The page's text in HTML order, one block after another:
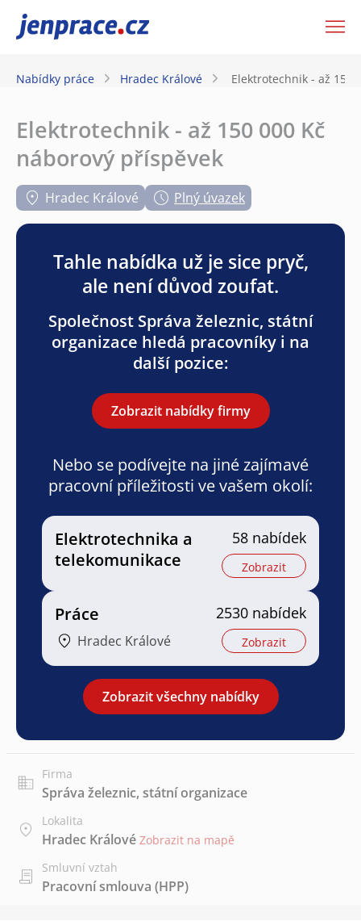
JenPráce.cz
Nabídky práce Hradec Králové Elektrotechnik - až 150
Elektrotechnik - až 150 000 Kč
náborový příspěvek
Hradec Králové Plný úvazek
Tahle nabídka už je sice pryč,
ale není důvod zoufat.
Společnost Správa železnic, státní
organizace hledá pracovníky i na
další pozice:
Zobrazit nabídky firmy
Nebo se podívejte na jiné zajímavé
pracovní příležitosti ve vašem okolí:
Elektrotechnika a
telekomunikace
58 nabídek
Zobrazit
Práce
Hradec Králové
2530 nabídek
Zobrazit
Zobrazit všechny nabídky
Firma
Správa železnic, státní organizace
Lokalita
Hradec Králové Zobrazit na mapě
Smluvní vztah
Pracovní smlouva (HPP)